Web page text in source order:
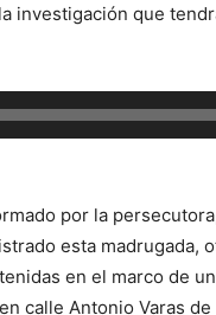
investigación que
por la
esta madrugada,
en el marco de
calle Antonio Varas